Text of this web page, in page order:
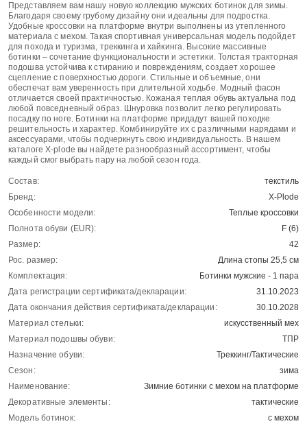
Представляем вам нашу новую коллекцию мужских ботинок для зимы.
Благодаря своему грубому дизайну они идеальны для подростка.
Удобные кроссовки на платформе внутри выполнены из утепленного
материала с мехом. Такая спортивная универсальная модель подойдет
для похода и туризма, треккинга и хайкинга. Высокие массивные
ботинки – сочетание функциональности и эстетики. Толстая тракторная
подошва устойчива к стиранию и повреждениям, создает хорошее
сцепление с поверхностью дороги. Стильные и объемные, они
обеспечат вам уверенность при длительной ходьбе. Модный фасон
отличается своей практичностью. Кожаная теплая обувь актуальна под
любой повседневный образ. Шнуровка позволит легко регулировать
посадку по ноге. Ботинки на платформе придадут вашей походке
решительность и характер. Комбинируйте их с различными нарядами и
аксессуарами, чтобы подчеркнуть свою индивидуальность. В нашем
каталоге X-plode вы найдете разнообразный ассортимент, чтобы
каждый смог выбрать пару на любой сезон года.
Состав:
текстиль
Бренд:
X-Plode
Особенности модели:
Теплые кроссовки
Полнота обуви (EUR):
F (6)
Размер:
42
Рос. размер:
Длина стопы 25,5 см
Комплектация:
Ботинки мужские - 1 пара
Дата регистрации сертификата/декларации:
31.10.2023
Дата окончания действия сертификата/декларации:
30.10.2028
Материал стельки:
искусственный мех
Материал подошвы обуви:
ТПР
Назначение обуви:
Треккинг/Тактические
Сезон:
зима
Наименование:
Зимние ботинки с мехом на платформе
Декоративные элементы:
тактические
Модель ботинок:
с мехом